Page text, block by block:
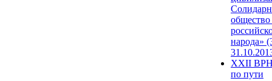
народа»
XXII
по пути